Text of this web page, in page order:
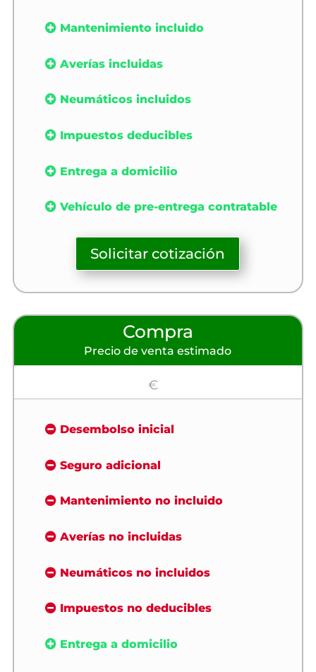
Mantenimiento incluido
Averías incluidas
Neumáticos incluidos
Impuestos deducibles
Entrega a domicilio
Vehículo de pre-entrega contratable
Solicitar cotización
Compra
Precio de venta estimado
€
Desembolso inicial
Seguro adicional
Mantenimiento no incluido
Averías no incluidas
Neumáticos no incluidos
Impuestos no deducibles
Entrega a domicilio